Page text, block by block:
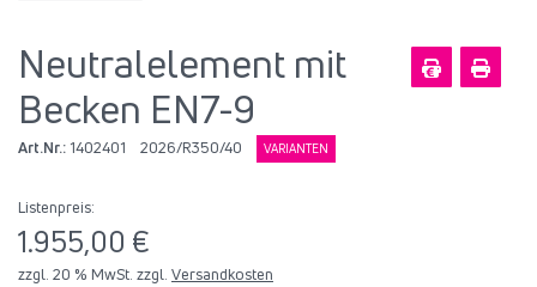
Neutralelement mit
Becken EN7-9
Art.Nr.: 1402401 2026/R350/40 VARIANTEN
Listenpreis:
1.955,00 €
zzgl. 20 % MwSt. zzgl. Versandkosten